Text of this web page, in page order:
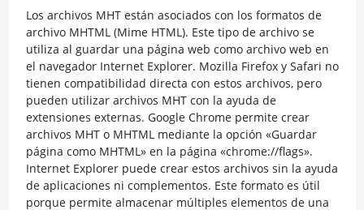
Los archivos MHT están asociados con los formatos de
archivo MHTML (Mime HTML). Este tipo de archivo se
utiliza al guardar una página web como archivo web en
el navegador Internet Explorer. Mozilla Firefox y Safari no
tienen compatibilidad directa con estos archivos, pero
pueden utilizar archivos MHT con la ayuda de
extensiones externas. Google Chrome permite crear
archivos MHT o MHTML mediante la opción «Guardar
página como MHTML» en la página «chrome://flags».
Internet Explorer puede crear estos archivos sin la ayuda
de aplicaciones ni complementos. Este formato es útil
porque permite almacenar múltiples elementos de una